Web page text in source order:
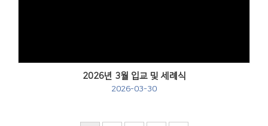
2026년 3월 입교 및 세례식
2026-03-30